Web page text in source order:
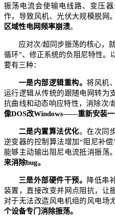
振荡电流会使输电线路、变压
作，导致风机、光伏大规模脱网
区域性电网频率崩溃。
应对次/超同步振荡的核心，
循环”、修正系统的负阻尼特性。
要有三种：
一是内部逻辑重构。将风机
运行逻辑从传统的跟随电网转为
抗曲线和动态响应特性，消除次/
像DOS改Windows——重新安装一
二是内置算法优化。在次同
逆变器的控制算法增加“阻尼补
能够主动输出阻尼电流抵消振荡。
来消除bug。
三是外部硬件干预。
降低串
装置，直接改变并网点阻抗，让
对于无法改造风电机组的风电场
个设备专门消除振荡。